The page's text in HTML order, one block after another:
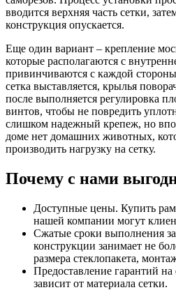
вводится верхняя часть сетки,
конструкция опускается.
Еще один вариант – крепление
которые располагаются с
привинчиваются с каждой
сетка выставляется, крылья
после выполняется регулировка
винтов, чтобы не повредить
слишком надежный крепеж, но
доме нет домашних животных,
производить нагрузку на сетку.
Почему с нами
Доступные цены. Купить
нашей компании могут
Сжатые сроки выполнения
конструкции занимает не
размера стеклопакета,
Предоставление гарантий на
зависит от материала сетки.